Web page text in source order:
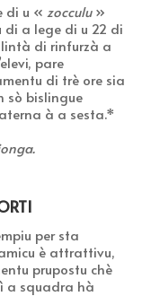
di u « zocculu»
di a lege di u 22 di
di rinfurzà a
pare
di trè ore sia
sò bislingue
à a sesta.*
è attrattivu,
prupostu chè
a squadra hà